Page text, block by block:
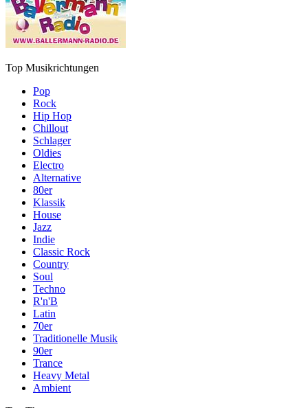
Top Musikrichtungen
Pop
Rock
Hip Hop
Chillout
Schlager
Oldies
Electro
Alternative
80er
Klassik
House
Jazz
Indie
Classic Rock
Country
Soul
Techno
R'n'B
Latin
70er
Traditionelle Musik
90er
Trance
Heavy Metal
Ambient